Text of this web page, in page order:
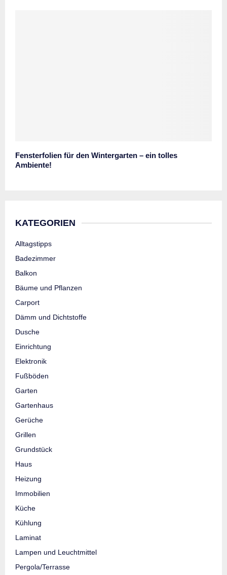
Fensterfolien für den Wintergarten – ein tolles
Ambiente!
KATEGORIEN
Alltagstipps
Badezimmer
Balkon
Bäume und Pflanzen
Carport
Dämm und Dichtstoffe
Dusche
Einrichtung
Elektronik
Fußböden
Garten
Gartenhaus
Gerüche
Grillen
Grundstück
Haus
Heizung
Immobilien
Küche
Kühlung
Laminat
Lampen und Leuchtmittel
Pergola/Terrasse